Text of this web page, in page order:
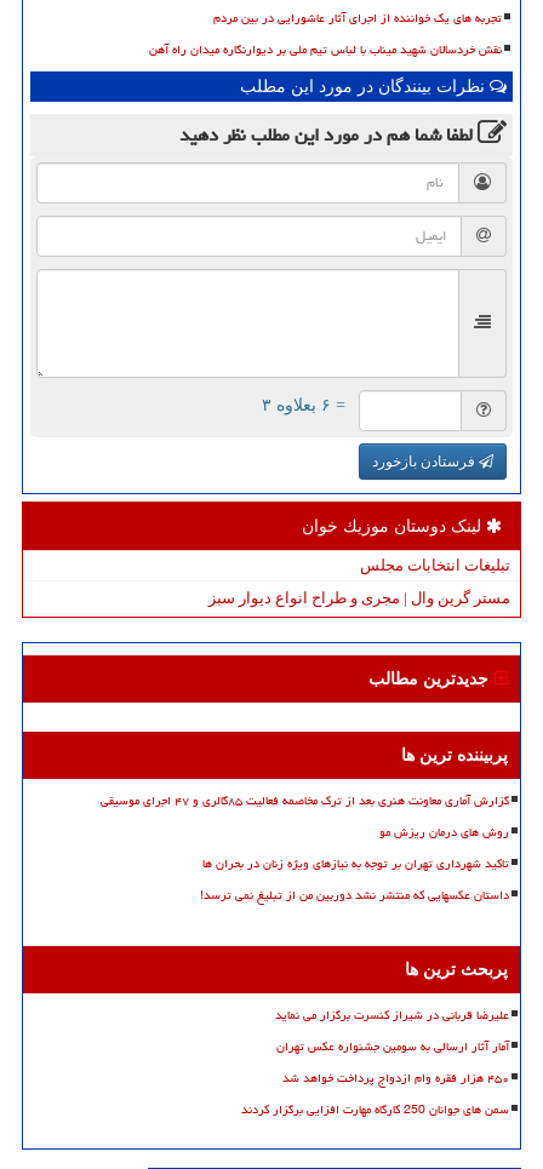
تجربه های یک خواننده از اجرای آثار عاشورایی در بین مردم
نقش خردسالان شهید میناب با لباس تیم ملی بر دیوارنگاره میدان راه آهن
نظرات بینندگان در مورد این مطلب
لطفا شما همدر مورد این مطلبنظر دهید
= ۶ بعلاوه ۳
فرستادن بازخورد
لینک دوستان موزیك خوان
تبلیغات انتخابات مجلس
مستر گرین وال | مجری و طراح انواع دیوار سبز
جدیدترین مطالب
پربیننده ترین ها
گزارش آماری معاونت هنری بعد از ترک مخاصمه فعالیت ۸۵گالری و ۴۷ اجرای موسیقی
روش های درمان ریزش مو
تاکید شهرداری تهران بر توجه به نیازهای ویژه زنان در بحران ها
داستان عکسهایی که منتشر نشد دوربین من از تبلیغ نمی ترسد!
پربحث ترین ها
علیرضا قربانی در شیراز کنسرت برگزار می نماید
آمار آثار ارسالی به سومین جشنواره عکس تهران
۴۵۰ هزار فقره وام ازدواج پرداخت خواهد شد
سمن های جوانان 250 کارگاه مهارت افزایی برگزار کردند